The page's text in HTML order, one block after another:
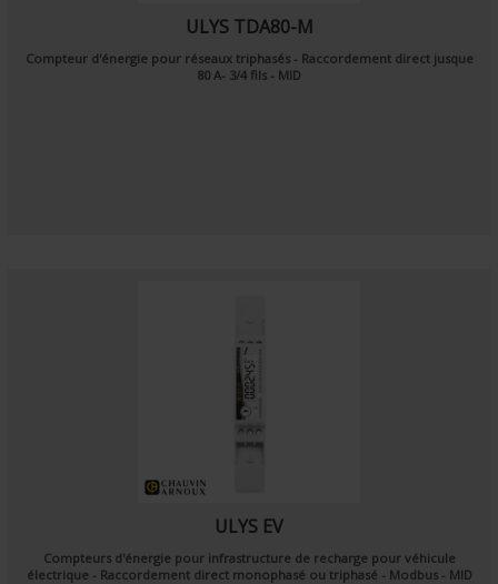
ULYS TDA80-M
Compteur d'énergie pour réseaux triphasés - Raccordement direct jusque
80 A- 3/4 fils - MID
ULYS EV
Compteurs d'énergie pour infrastructure de recharge pour véhicule
électrique - Raccordement direct monophasé ou triphasé - Modbus - MID